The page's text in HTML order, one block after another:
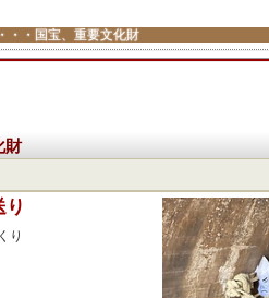
・・・国宝、重要文
財
り
り